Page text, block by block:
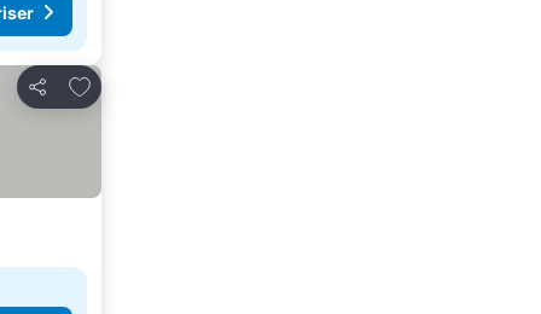
Del
Legg til i favoritter